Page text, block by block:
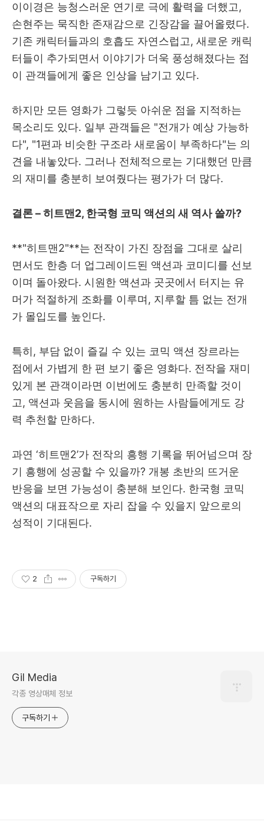
이이경은 능청스러운 연기로 극에 활력을 더했고,
손현주는 묵직한 존재감으로 긴장감을 끌어올렸다.
기존 캐릭터들과의 호흡도 자연스럽고, 새로운 캐릭
터들이 추가되면서 이야기가 더욱 풍성해졌다는 점
이 관객들에게 좋은 인상을 남기고 있다.
하지만 모든 영화가 그렇듯 아쉬운 점을 지적하는
목소리도 있다. 일부 관객들은 "전개가 예상 가능하
다", "1편과 비슷한 구조라 새로움이 부족하다"는 의
견을 내놓았다. 그러나 전체적으로는 기대했던 만큼
의 재미를 충분히 보여줬다는 평가가 더 많다.
결론 – 히트맨2, 한국형 코믹 액션의 새 역사 쓸까?
**"히트맨2"**는 전작이 가진 장점을 그대로 살리
면서도 한층 더 업그레이드된 액션과 코미디를 선보
이며 돌아왔다. 시원한 액션과 곳곳에서 터지는 유
머가 적절하게 조화를 이루며, 지루할 틈 없는 전개
가 몰입도를 높인다.
특히, 부담 없이 즐길 수 있는 코믹 액션 장르라는
점에서 가볍게 한 편 보기 좋은 영화다. 전작을 재미
있게 본 관객이라면 이번에도 충분히 만족할 것이
고, 액션과 웃음을 동시에 원하는 사람들에게도 강
력 추천할 만하다.
과연 ‘히트맨2’가 전작의 흥행 기록을 뛰어넘으며 장
기 흥행에 성공할 수 있을까? 개봉 초반의 뜨거운
반응을 보면 가능성이 충분해 보인다. 한국형 코믹
액션의 대표작으로 자리 잡을 수 있을지 앞으로의
성적이 기대된다.
2 구독하기
Gil Media
각종 영상매체 정보
구독하기